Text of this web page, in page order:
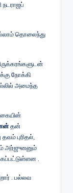
நடராஜப்
தொலைந்து
நோக்கி
அமைந்த
தன்
புரிதல்,
அர்ஜுனனும்
.
. பல்லவ